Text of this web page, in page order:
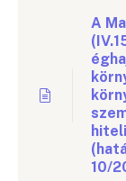
A
10/